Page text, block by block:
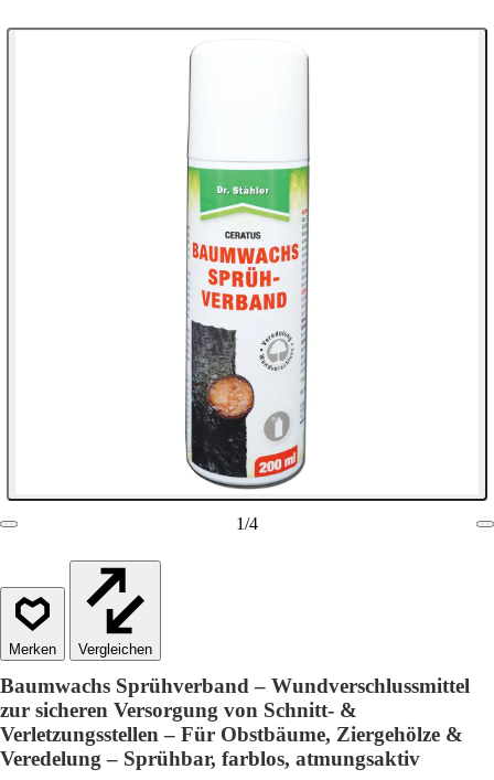
1/4
Vergleichen
Baumwachs Sprühverband – Wundverschlussmittel
zur sicheren Versorgung von Schnitt- &
Verletzungsstellen – Für Obstbäume, Ziergehölze &
Veredelung – Sprühbar, farblos, atmungsaktiv